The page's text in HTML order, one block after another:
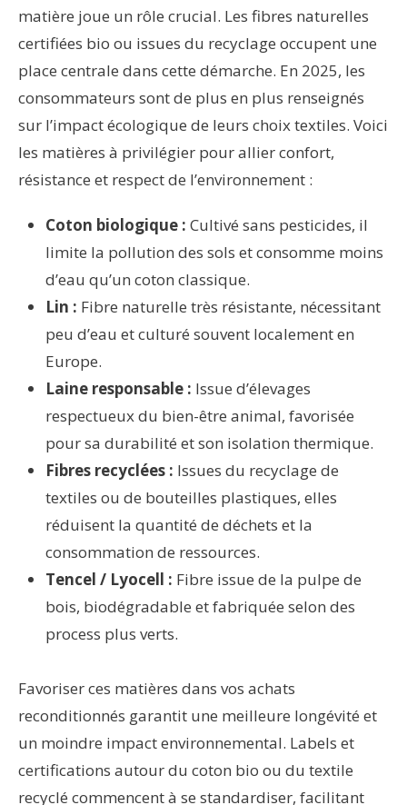
matière joue un rôle crucial. Les fibres naturelles
certifiées bio ou issues du recyclage occupent une
place centrale dans cette démarche. En 2025, les
consommateurs sont de plus en plus renseignés
sur l’impact écologique de leurs choix textiles. Voici
les matières à privilégier pour allier confort,
résistance et respect de l’environnement :
Coton biologique : Cultivé sans pesticides, il
limite la pollution des sols et consomme moins
d’eau qu’un coton classique.
Lin : Fibre naturelle très résistante, nécessitant
peu d’eau et culturé souvent localement en
Europe.
Laine responsable : Issue d’élevages
respectueux du bien-être animal, favorisée
pour sa durabilité et son isolation thermique.
Fibres recyclées : Issues du recyclage de
textiles ou de bouteilles plastiques, elles
réduisent la quantité de déchets et la
consommation de ressources.
Tencel / Lyocell : Fibre issue de la pulpe de
bois, biodégradable et fabriquée selon des
process plus verts.
Favoriser ces matières dans vos achats
reconditionnés garantit une meilleure longévité et
un moindre impact environnemental. Labels et
certifications autour du coton bio ou du textile
recyclé commencent à se standardiser, facilitant